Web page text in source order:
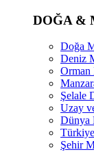
DOĞA &
Doğa
Deniz
Orman
Şelale
Uzay
Dünya
Türkiye
Şehir